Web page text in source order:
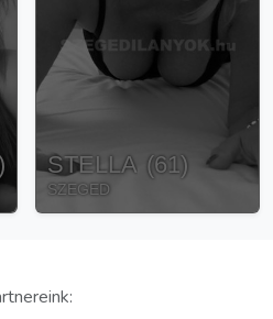
STELLA (61)
SZEGED